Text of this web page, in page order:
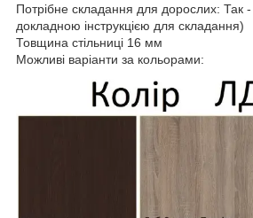
Потрібне складання для дорослих: Так -
докладною інструкцією для складання)
Товщина стільниці 16 мм
Можливі варіанти за кольорами: